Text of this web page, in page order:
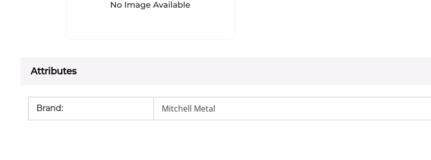
Attributes
Brand: Mitchell Metal